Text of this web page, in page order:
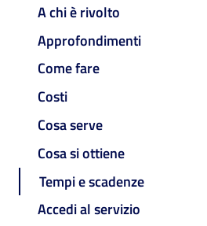
A chi è rivolto
Approfondimenti
Come fare
Costi
Cosa serve
Cosa si ottiene
Tempi e scadenze
Accedi al servizio